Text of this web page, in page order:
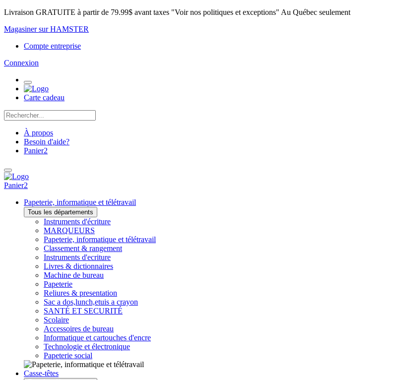
Livraison GRATUITE à partir de 79.99$ avant taxes "Voir nos politiques et exceptions" Au Québec seulement
Magasiner sur HAMSTER
Compte entreprise
Connexion
Carte cadeau
À propos
Besoin d'aide?
Panier2
Panier2
Papeterie, informatique et télétravail
Tous les départements
Instruments d'écriture
MARQUEURS
Papeterie, informatique et télétravail
Classement & rangement
Instruments d'ecriture
Livres & dictionnaires
Machine de bureau
Papeterie
Reliures & presentation
Sac a dos,lunch,etuis a crayon
SANTÉ ET SECURITÉ
Scolaire
Accessoires de bureau
Informatique et cartouches d'encre
Technologie et électronique
Papeterie social
Casse-têtes